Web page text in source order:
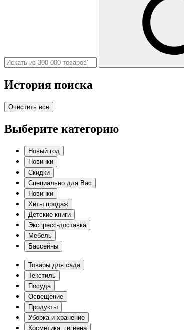
История поиска
Очистить все
Выберите категорию
Новый год
Новинки
Скидки
Специально для Вас
Новинки
Хиты продаж
Детские книги
Экспресс-доставка
Мебель
Бассейны
Товары для сада
Текстиль
Посуда
Освещение
Продукты
Уборка и хранение
Косметика, гигиена